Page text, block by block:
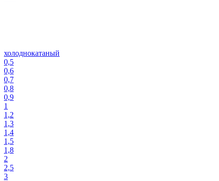
холоднокатаный
0,5
0,6
0,7
0,8
0,9
1
1,2
1,3
1,4
1,5
1,8
2
2,5
3